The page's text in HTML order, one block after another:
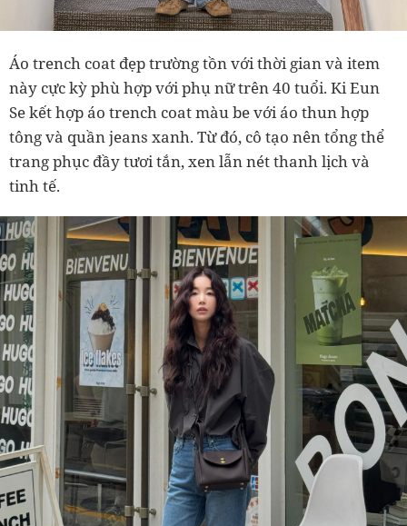
Áo trench coat đẹp trường tồn với thời gian và item
này cực kỳ phù hợp với phụ nữ trên 40 tuổi. Ki Eun
Se kết hợp áo trench coat màu be với áo thun hợp
tông và quần jeans xanh. Từ đó, cô tạo nên tổng thể
trang phục đầy tươi tắn, xen lẫn nét thanh lịch và
tinh tế.